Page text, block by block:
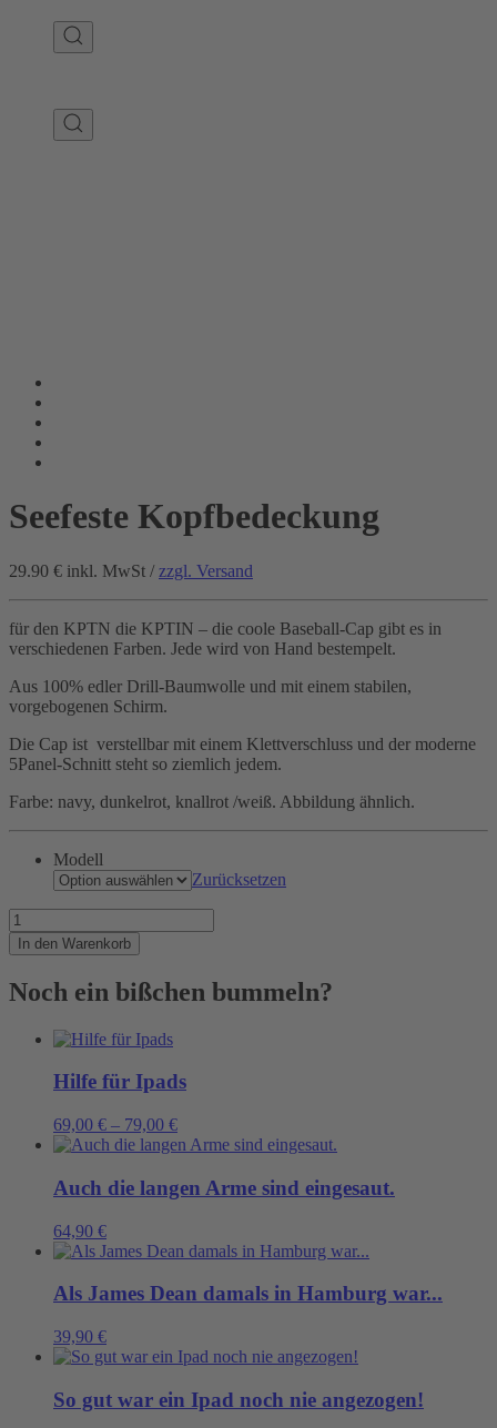
Seefeste Kopfbedeckung
29.90 € inkl. MwSt / zzgl. Versand
für den KPTN die KPTIN – die coole Baseball-Cap gibt es in
verschiedenen Farben. Jede wird von Hand bestempelt.
Aus 100% edler Drill-Baumwolle und mit einem stabilen,
vorgebogenen Schirm.
Die Cap ist verstellbar mit einem Klettverschluss und der moderne
5Panel-Schnitt steht so ziemlich jedem.
Farbe: navy, dunkelrot, knallrot /weiß. Abbildung ähnlich.
Modell
Zurücksetzen
Seefeste
Kopfbedeckung
Menge
In den Warenkorb
Noch ein bißchen bummeln?
Hilfe für Ipads
69,00 € – 79,00 €
Auch die langen Arme sind eingesaut.
64,90 €
Als James Dean damals in Hamburg war...
39,90 €
So gut war ein Ipad noch nie angezogen!